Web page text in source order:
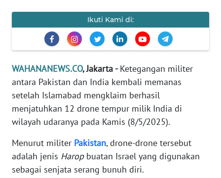
Ikuti Kami di:
WAHANANEWS.CO, Jakarta -Ketegangan militer
antara Pakistan dan India kembali memanas
setelah Islamabad mengklaim berhasil
menjatuhkan 12 drone tempur milik India di
wilayah udaranya pada Kamis (8/5/2025).
Menurut militer Pakistan, drone-drone tersebut
adalah jenis Haropbuatan Israel yang digunakan
sebagai senjata serang bunuh diri.
OPINI
EDITORIAL
Informasi
INDEKS
BERITA
KONTAK
IKLAN